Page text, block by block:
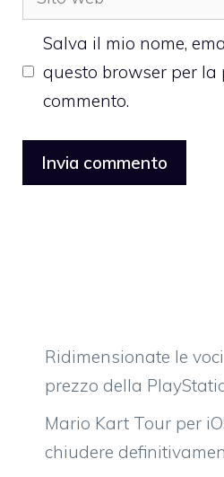
web
Salva il mio nome,
questo browser per la
commento.
Ridimensionate le
prezzo della
Mario Kart Tour per
chiudere